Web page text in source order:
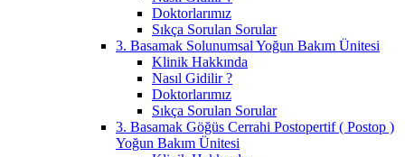
Doktorlarımız
Sıkça Sorulan Sorular
3. Basamak Solunumsal Yoğun Bakım Ünitesi
Klinik Hakkında
Nasıl Gidilir ?
Doktorlarımız
Sıkça Sorulan Sorular
3. Basamak Göğüs Cerrahi Postopertif ( Postop )
Yoğun Bakım Ünitesi